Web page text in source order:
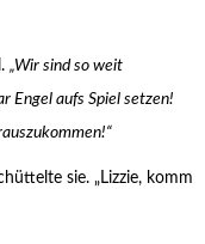
„Wir sind so weit
Engel aufs Spiel setzen!
sie. „Lizzie, komm